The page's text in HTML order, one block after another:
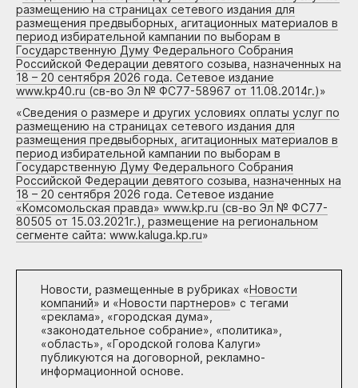
размещению на страницах сетевого издания для
размещения предвыборных, агитационных материалов в
период избирательной кампании по выборам в
Государственную Думу Федерального Собрания
Российской Федерации девятого созыва, назначенных на
18 – 20 сентября 2026 года. Сетевое издание
www.kp40.ru (св-во Эл № ФС77-58967 от 11.08.2014г.)»
«Сведения о размере и других условиях оплаты услуг по
размещению на страницах сетевого издания для
размещения предвыборных, агитационных материалов в
период избирательной кампании по выборам в
Государственную Думу Федерального Собрания
Российской Федерации девятого созыва, назначенных на
18 – 20 сентября 2026 года. Сетевое издание
«Комсомольская правда» www.kp.ru (св-во Эл № ФС77-
80505 от 15.03.2021г.), размещение на региональном
сегменте сайта: www.kaluga.kp.ru»
Новости, размещенные в рубриках «Новости
компаний» и «Новости партнеров» с тегами
«реклама», «городская дума»,
«законодательное собрание», «политика»,
«область», «Городской голова Калуги»
публикуются на договорной, рекламно-
информационной основе.